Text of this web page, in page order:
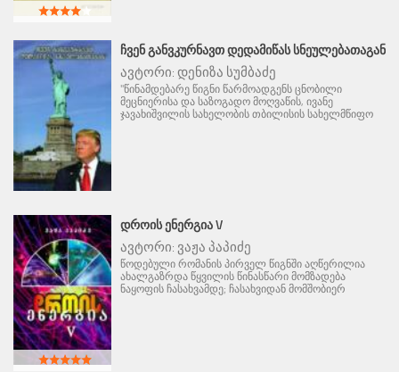
ᲩᲕᲔᲜ ᲒᲐᲜᲕᲙᲣᲠᲜᲐᲕᲗ ᲓᲔᲓᲐᲛᲘᲬᲐᲡ ᲡᲜᲔᲣᲚᲔᲑᲐᲗᲐᲒᲐᲜ
ავტორი: დენიზა სუმბაძე
"წინამდებარე წიგნი წარმოადგენს ცნობილი
მეცნიერისა და საზოგადო მოღვაწის, ივანე
ჯავახიშვილის სახელობის თბილისის სახელმწიფო
ᲓᲠᲝᲘᲡ ᲔᲜᲔᲠᲒᲘᲐ V
ავტორი: ვაჟა პაპიძე
წოდებული რომანის პირველ წიგნში აღწერილია
ახალგაზრდა წყვილის წინასწარი მომზადება
ნაყოფის ჩასახვამდე; ჩასახვიდან მომშობიერ